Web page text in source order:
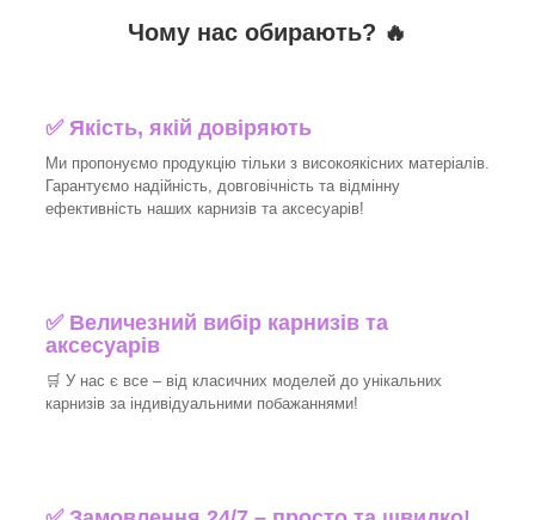
Чому нас обирають? 🔥
✅Якість, якій довіряють
Ми пропонуємо продукцію тільки з високоякісних матеріалів.
Гарантуємо надійність, довговічність та відмінну
ефективність наших карнизів та аксесуарів!​
✅ Величезний вибір карнизів та
аксесуарів
🛒 У нас є все – від класичних моделей до унікальних
карнизів за індивідуальними побажаннями!​